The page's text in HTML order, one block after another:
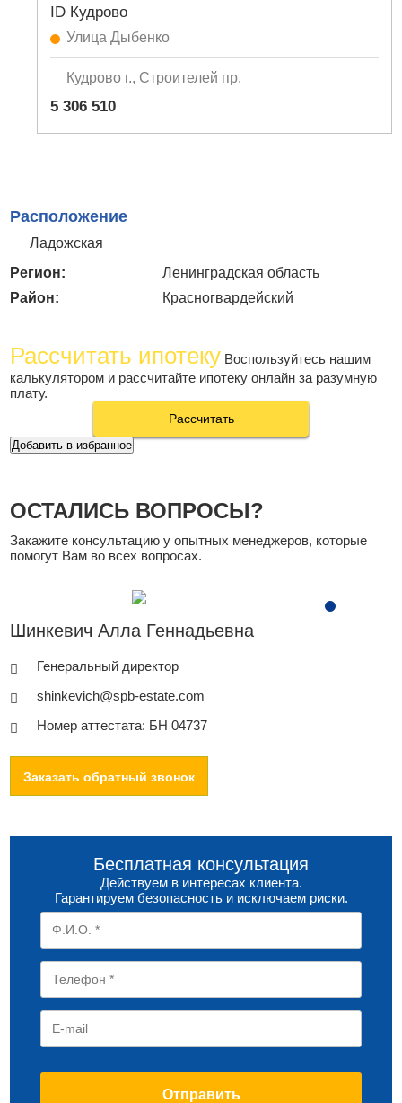
ID Кудрово
Улица Дыбенко
Кудрово г., Строителей пр.
5 306 510
Расположение
Ладожская
Регион:
Ленинградская область
Район:
Красногвардейский
Рассчитать ипотеку Воспользуйтесь нашим
калькулятором и рассчитайте ипотеку онлайн за разумную
плату.
Рассчитать
Добавить в избранное
ОСТАЛИСЬ ВОПРОСЫ?
Закажите консультацию у опытных менеджеров, которые
помогут Вам во всех вопросах.
Шинкевич Алла Геннадьевна
Генеральный директор
shinkevich@spb-estate.com
Номер аттестата: БН 04737
Заказать обратный звонок
Бесплатная консультация
Действуем в интересах клиента.
Гарантируем безопасность и исключаем риски.